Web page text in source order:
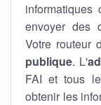
informatiques
envoyer des
Votre routeur
publique. L'
FAI et tous
obtenir les